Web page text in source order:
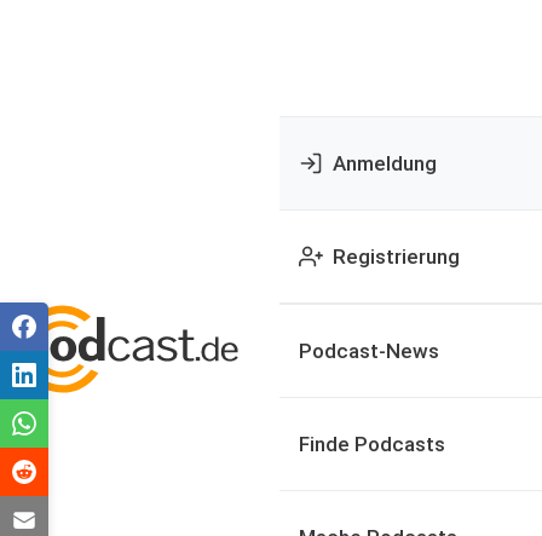
Anmeldung
Registrierung
Podcast-News
Finde Podcasts